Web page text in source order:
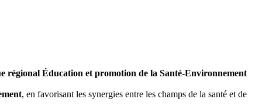
régional Éducation et promotion de la Santé-Environnement
, en favorisant les synergies entre les champs de la santé et de